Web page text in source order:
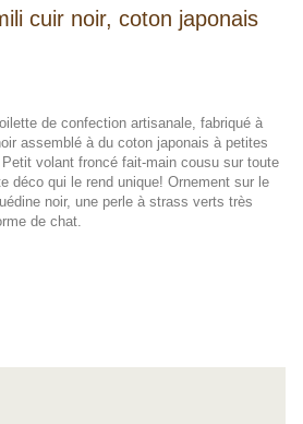
cuir noir, coton japonais
de confection artisanale, fabriqué à
assemblé à du coton japonais à petites
volant froncé fait-main cousu sur toute
déco qui le rend unique! Ornement sur le
noir, une perle à strass verts très
de chat.